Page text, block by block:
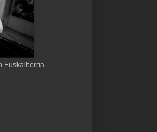
Euskalherria